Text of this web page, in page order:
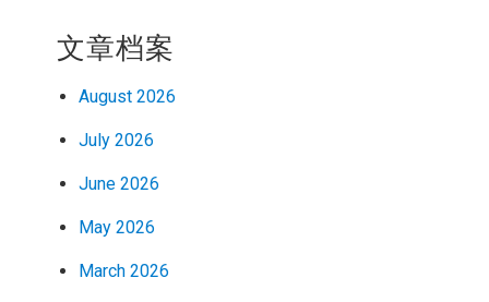
文章档案
August 2026
July 2026
June 2026
May 2026
March 2026